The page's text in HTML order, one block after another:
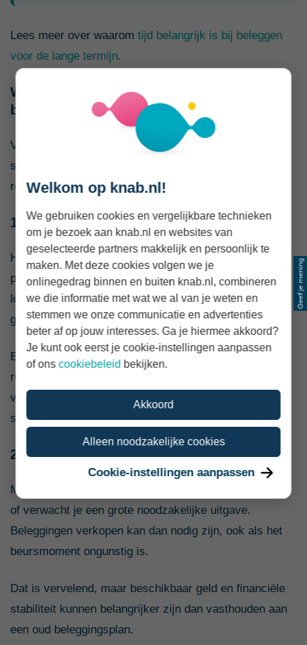
Lees meer over waarom tijd belangrijk is bij beleggen
voor de lange termijn.
Wanneer kan het wel verstandig zijn om
beleggingen te verkopen?
Verkopen is niet verkeerd wanneer het een bewuste
stap binnen je financiële plan is. Dit zijn vijf mogelijke
redenen.
1. Je hebt het geld volgens plan nodig
Heb je belegd voor een woning, studie,
pensioenaanvulling of ander concreet doel? Dan is het
logisch dat je uiteindelijk verkoopt om het geld te
gebruiken.
Begin bij een doel met een vaste datum bij voorkeur
ruim van tevoren na te denken over risicoafbouw. Zo
voorkom je dat je het volledige bedrag vlak na een
sterke beursdaling moet verkopen.
2. Je financiële situatie is veranderd
Misschien is je inkomen gedaald, heb je minder buffer
of verwacht je een grote noodzakelijke uitgave.
Beleggingen verkopen kan dan nodig zijn, ook als het
beursmoment ongunstig is.
Dat is vervelend, maar beschikbaar geld en financiële
stabiliteit kunnen belangrijker zijn dan vasthouden aan
een oud beleggingsplan.
Welkom op knab.nl!
We gebruiken cookies en vergelijkbare technieken
om je bezoek aan knab.nl en websites van
geselecteerde partners makkelijk en persoonlijk te
maken. Met deze cookies volgen we je
onlinegedrag binnen en buiten knab.nl, combineren
we die informatie met wat we al van je weten en
stemmen we onze communicatie en advertenties
beter af op jouw interesses. Ga je hiermee akkoord?
Je kunt ook eerst je cookie-instellingen aanpassen
of onscookiebeleid bekijken.
Akkoord
Alleen noodzakelijke cookies
Cookie-instellingen aanpassen